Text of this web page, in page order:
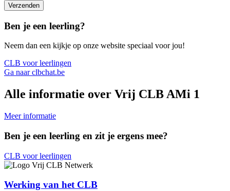
Verzenden
Ben je een leerling?
Neem dan een kijkje op onze website speciaal voor jou!
CLB voor leerlingen
Ga naar clbchat.be
Alle informatie over Vrij CLB AMi 1
Meer informatie
Ben je een leerling en zit je ergens mee?
CLB voor leerlingen
Werking van het CLB